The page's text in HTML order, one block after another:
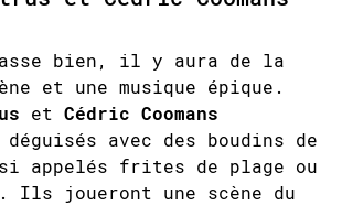
bien, il y aura de la
et une musique épique.
et Cédric Coomans
déguisés avec des boudins de
appelés frites de plage ou
Ils joueront une scène du